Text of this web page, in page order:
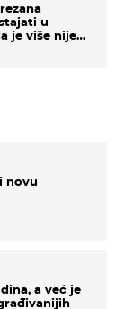
novu
a već je
u
je više nije